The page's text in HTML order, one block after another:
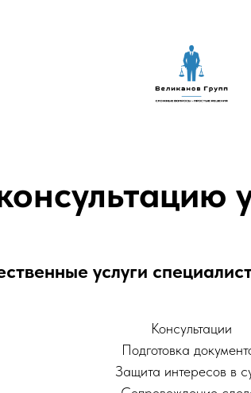
услуги
Консультации
Подготовка
Защита интересов в